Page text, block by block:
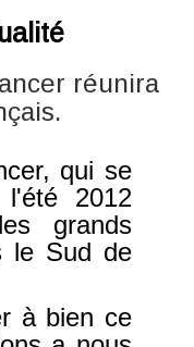
réunira
qui se
2012
grands
le Sud de
à bien ce